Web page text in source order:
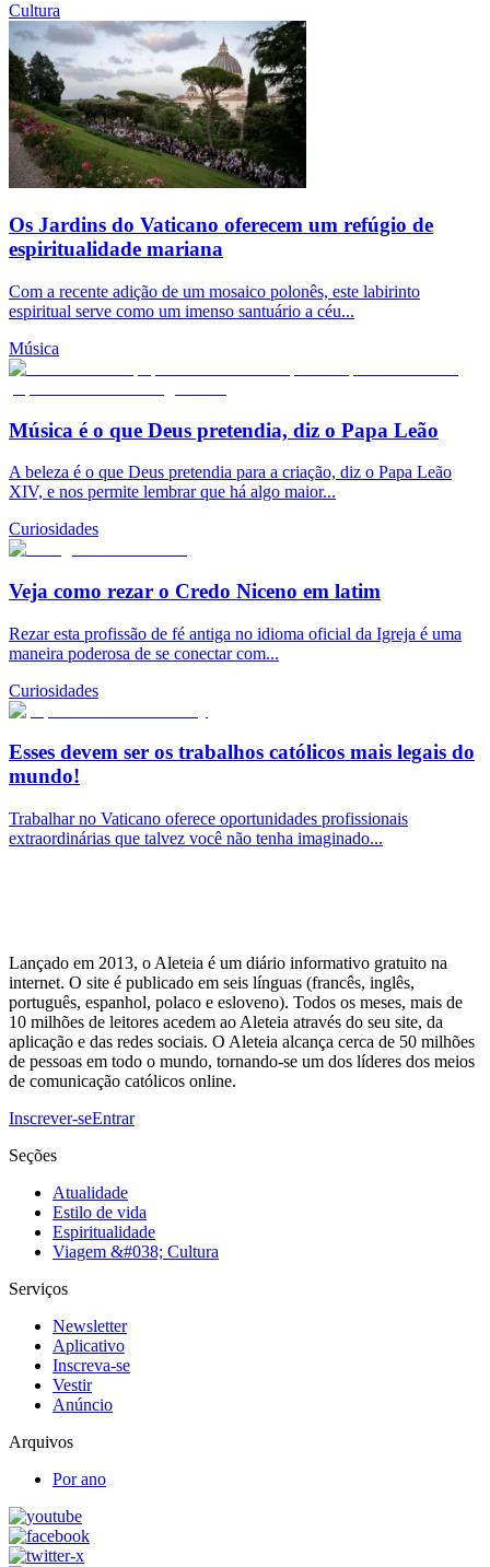
Cultura
Os Jardins do Vaticano oferecem um refúgio de
espiritualidade mariana
Com a recente adição de um mosaico polonês, este labirinto
espiritual serve como um imenso santuário a céu...
Música
Música é o que Deus pretendia, diz o Papa Leão
A beleza é o que Deus pretendia para a criação, diz o Papa Leão
XIV, e nos permite lembrar que há algo maior...
Curiosidades
Veja como rezar o Credo Niceno em latim
Rezar esta profissão de fé antiga no idioma oficial da Igreja é uma
maneira poderosa de se conectar com...
Curiosidades
Esses devem ser os trabalhos católicos mais legais do
mundo!
Trabalhar no Vaticano oferece oportunidades profissionais
extraordinárias que talvez você não tenha imaginado...
Lançado em 2013, o Aleteia é um diário informativo gratuito na
internet. O site é publicado em seis línguas (francês, inglês,
português, espanhol, polaco e esloveno). Todos os meses, mais de
10 milhões de leitores acedem ao Aleteia através do seu site, da
aplicação e das redes sociais. O Aleteia alcança cerca de 50 milhões
de pessoas em todo o mundo, tornando-se um dos líderes dos meios
de comunicação católicos online.
Inscrever-seEntrar
Seções
Atualidade
Estilo de vida
Espiritualidade
Viagem &#038; Cultura
Serviços
Newsletter
Aplicativo
Inscreva-se
Vestir
Anúncio
Arquivos
Por ano